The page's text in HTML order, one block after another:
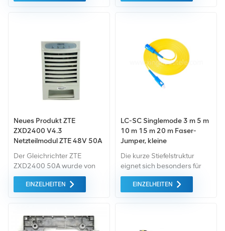
und Getriebeintegration. Es
und bietet eine
zukunftssichere Lösung für
einen reibungslosen Betrieb
Weiterentwicklung zu
Enhanced EDGE, HSPA+
effiziente
Neues Produkt ZTE
ZXD2400 V4.3
Netzteilmodul ZTE 48V 50A
Der Gleichrichter ZTE
ZXD2400 50A wurde von
der Firma ZTE entwickelt
und hergestellt, kompakte
Eingang verwendet werden,
bei 110 V beträgt der
EINZELHEITEN
LC-SC Singlemode 3 m 5 m
10 m 15 m 20 m Faser-
Jumper, kleine
Die kurze Stiefelstruktur
eignet sich besonders für
Anwendungen mit hoher
Dichte und beengten
Anforderungen und erfüllt
EINZELHEITEN